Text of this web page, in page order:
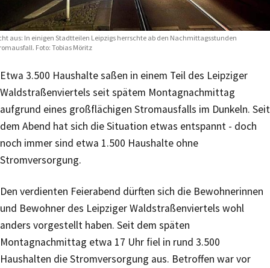
aus: In einigen Stadtteilen Leipzigs herrschte ab den Nachmittagsstunden
Foto: Tobias Möritz
Etwa 3.500 Haushalte saßen in einem Teil des Leipziger
Waldstraßenviertels seit spätem Montagnachmittag
aufgrund eines großflächigen Stromausfalls im Dunkeln. Seit
dem Abend hat sich die Situation etwas entspannt - doch
noch immer sind etwa 1.500 Haushalte ohne
Stromversorgung.
Den verdienten Feierabend dürften sich die Bewohnerinnen
und Bewohner des Leipziger Waldstraßenviertels wohl
anders vorgestellt haben. Seit dem späten
Montagnachmittag etwa 17 Uhr fiel in rund 3.500
Haushalten die Stromversorgung aus. Betroffen war vor